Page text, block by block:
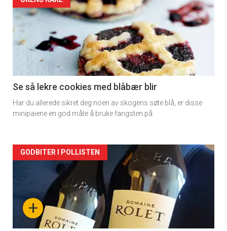
akkurat
nå
2
Se så lekre cookies med blåbær blir
Har du allerede sikret deg noen av skogens søte blå, er disse
minipaiene en god måte å bruke fangsten på.
Forsiden
akkurat
nå+
GODBITER I POLLISTEN